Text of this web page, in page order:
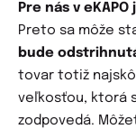
Pre nás v
Preto sa môže
bude
tovar totiž
veľkosťou, ktorá
zodpovedá.